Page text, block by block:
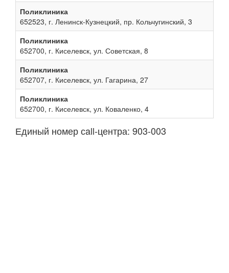
Поликлиника
652523, г. Ленинск-Кузнецкий, пр. Кольчугинский, 3
Поликлиника
652700, г. Киселевск, ул. Советская, 8
Поликлиника
652707, г. Киселевск, ул. Гагарина, 27
Поликлиника
652700, г. Киселевск, ул. Коваленко, 4
Единый номер сall-центра: 903-003